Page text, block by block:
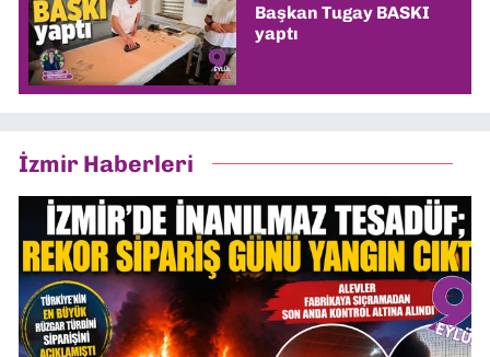
Başkan Tugay BASKI
yaptı
İzmir Haberleri